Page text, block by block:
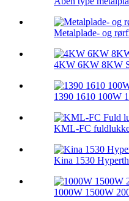
Metalplade- og
4KW 6KW 8KW
1390 1610 100W
KML-FC
Kina 1530
1000W 1500W